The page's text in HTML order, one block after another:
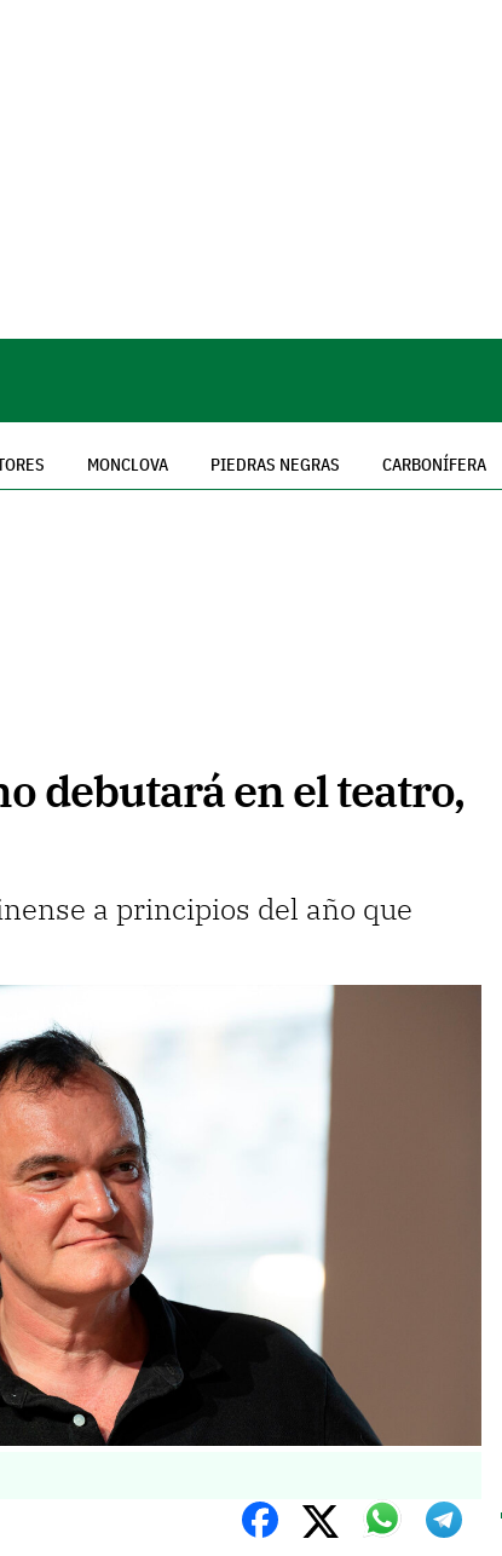
MONCLOVA PIEDRAS NEGRAS CARBONÍFERA
debutará en el teatro,
a principios del año que